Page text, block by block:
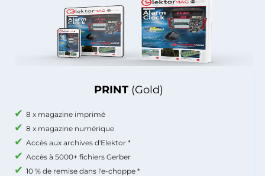
PRINT (Gold)
8 x magazine imprimé
8 x magazine numérique
Accès aux archives d'Elektor *
Accès à 5000+ fichiers Gerber
10 % de remise dans l'e-choppe *